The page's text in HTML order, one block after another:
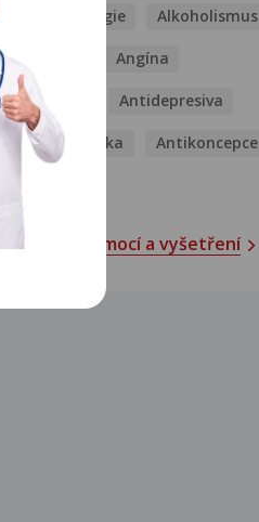
Alergie Alkoholismus
Analgetika Angína
Antibiotika Antidepresiva
Antihistaminika Antikoncepce
Katalog nemocí a vyšetření